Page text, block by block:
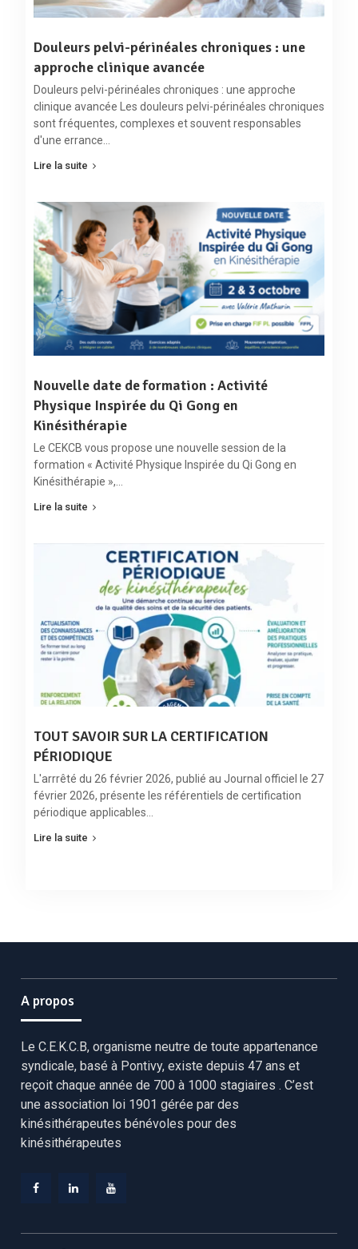
Douleurs pelvi-périnéales chroniques : une
approche clinique avancée
Douleurs pelvi-périnéales chroniques : une approche
clinique avancée Les douleurs pelvi-périnéales chroniques
sont fréquentes, complexes et souvent responsables
d'une errance…
Lire la suite
Nouvelle date de formation : Activité
Physique Inspirée du Qi Gong en
Kinésithérapie
Le CEKCB vous propose une nouvelle session de la
formation « Activité Physique Inspirée du Qi Gong en
Kinésithérapie »,…
Lire la suite
TOUT SAVOIR SUR LA CERTIFICATION
PÉRIODIQUE
L'arrrêté du 26 février 2026, publié au Journal officiel le 27
février 2026, présente les référentiels de certification
périodique applicables…
Lire la suite
A propos
Le C.E.K.C.B, organisme neutre de toute appartenance
syndicale, basé à Pontivy, existe depuis 47 ans et
reçoit chaque année de 700 à 1000 stagiaires . C’est
une association loi 1901 gérée par des
kinésithérapeutes bénévoles pour des
kinésithérapeutes
CEKCBCEKCBCEKCB